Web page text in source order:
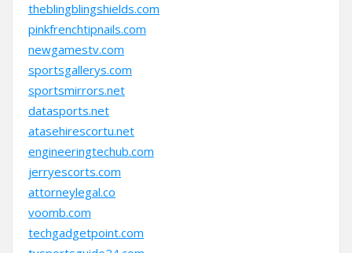
theblingblingshields.com
pinkfrenchtipnails.com
newgamestv.com
sportsgallerys.com
sportsmirrors.net
datasports.net
atasehirescortu.net
engineeringtechub.com
jerryescorts.com
attorneylegal.co
voomb.com
techgadgetpoint.com